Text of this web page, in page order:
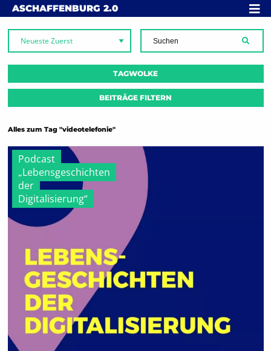
Skip to content
ASCHAFFENBURG 2.0 MENÜ
TAGWOLKE
BEITRÄGE FILTERN
Alles zum Tag "videotelefonie"
Podcast
„Lebensgeschichten
der
Digitalisierung“